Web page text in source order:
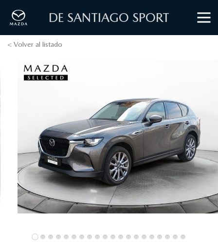
DE SANTIAGO SPORT
< Volver al listado